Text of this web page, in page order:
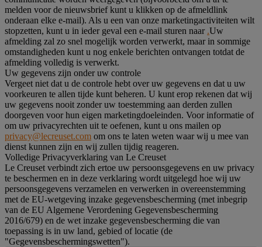
melden voor de nieuwsbrief kunt u klikken op de afmeldlink
onderaan elke e-mail). Als u een van onze marketingactiviteiten wilt
stopzetten, kunt u in ieder geval een e-mail sturen naar .Uw
afmelding zal zo snel mogelijk worden verwerkt, maar in sommige
omstandigheden kunt u nog enkele berichten ontvangen totdat de
afmelding volledig is verwerkt.
Uw gegevens zijn onder uw controle
Vergeet niet dat u de controle hebt over uw gegevens en dat u uw
voorkeuren te allen tijde kunt beheren. U kunt erop rekenen dat wij
uw gegevens nooit zonder uw toestemming aan derden zullen
doorgeven voor hun eigen marketingdoeleinden. Voor informatie of
om uw privacyrechten uit te oefenen, kunt u ons mailen op
privacy@lecreuset.com om ons te laten weten waar wij u mee van
dienst kunnen zijn en wij zullen tijdig reageren.
Volledige Privacyverklaring van Le Creuset
Le Creuset verbindt zich ertoe uw persoonsgegevens en uw privacy
te beschermen en in deze verklaring wordt uitgelegd hoe wij uw
persoonsgegevens verzamelen en verwerken in overeenstemming
met de EU-wetgeving inzake gegevensbescherming (met inbegrip
van de EU Algemene Verordening Gegevensbescherming
2016/679) en de wet inzake gegevensbescherming die van
toepassing is in uw land, gebied of locatie (de
"Gegevensbeschermingswetten").